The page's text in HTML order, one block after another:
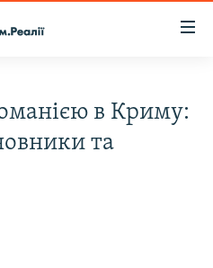
в Криму:
та